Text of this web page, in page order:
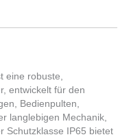
eine robuste,
entwickelt für den
Bedienpulten,
langlebigen Mechanik,
Schutzklasse IP65 bietet